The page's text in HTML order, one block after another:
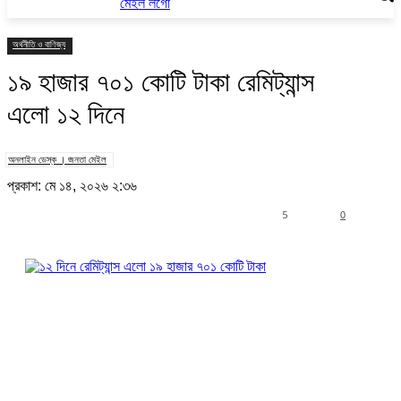
অর্থনীতি ও বাণিজ্য
১৯ হাজার ৭০১ কোটি টাকা রেমিট্যান্স
এলো ১২ দিনে
অনলাইন ডেস্ক । জনতা মেইল
প্রকাশ: মে ১৪, ২০২৬ ২:৩৬
0
5